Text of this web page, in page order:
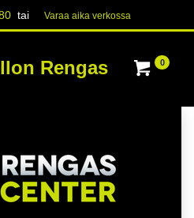
tai Varaa aika verk​​​​ossa
Rengas 0